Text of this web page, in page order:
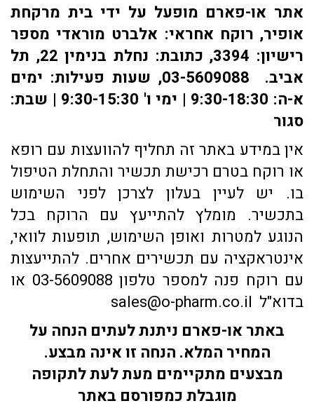
אתר או-פארם מופעל על ידי בית מרקחת
אופיר, רוקח אחראי: אלברט מוראדי מספר
רישיון: 3394, כתובת: ​נחלת בנימין 22, תל
אביב. 03-5609088, שעות פעילות: ימים
א-ה: 9:30-18:30 | ימי ו' 9:30-15:30 | שבת:
סגור
אין במידע באתר זה תחליף להוועצות עם רופא
או רוקח בטרם רכישת תכשיר והתחלת הטיפול
בו. יש לעיין בעלון לצרכן לפני השימוש
בתכשיר. מומלץ להתייעץ עם הרוקח בכל
הנוגע למטרות ואופן השימוש, תופעות לוואי,
אינטראקציה עם תכשירים אחרים. להתייעצות
עם רוקח פנה למספר טלפון 03-5609088 או
בדוא"ל sales@o-pharm.co.il
באתר או-פארם ניתנת לעתים הנחה על
המחיר המלא. הנחה זו אינה מבצע.
מבצעים מתקיימים מעת לעת לתקופה
מוגבלת כמפורסם באתר